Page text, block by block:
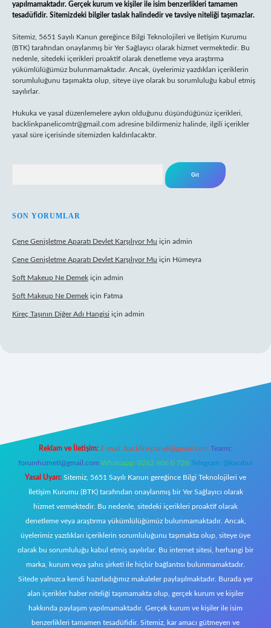
yapılmamaktadır. Gerçek kurum ve kişiler ile isim benzerlikleri tamamen
tesadüfidir. Sitemizdeki bilgiler taslak halindedir ve tavsiye niteliği taşımazlar.
Sitemiz, 5651 Sayılı Kanun gereğince Bilgi Teknolojileri ve İletişim Kurumu
(BTK) tarafından onaylanmış bir Yer Sağlayıcı olarak hizmet vermektedir. Bu
nedenle, sitedeki içerikleri proaktif olarak denetleme veya araştırma
yükümlülüğümüz bulunmamaktadır. Ancak, üyelerimiz yazdıkları içeriklerin
sorumluluğunu taşımakta olup, siteye üye olarak bu sorumluluğu kabul etmiş
sayılırlar.
Hukuka ve yasal düzenlemelere aykırı olduğunu düşündüğünüz içerikleri,
backlinkpanelicomtr@gmail.com adresine bildirmeniz halinde, ilgili içerikler
yasal süre içerisinde sitemizden kaldırılacaktır.
SON YORUMLAR
Çene Genişletme Aparatı Devlet Karşılıyor Mu için admin
Çene Genişletme Aparatı Devlet Karşılıyor Mu için Hümeyra
Soft Makeup Ne Demek için admin
Soft Makeup Ne Demek için Fatma
Kireç Taşının Diğer Adı Hangisi için admin
Reklam ve İletişim: E-mail: backlinkpaneli@gmail.com Teams:
forumhizmeti@gmail.com Whatsapp: 0262 606 0 726 Telegram: @karabul
Yasal Uyarı: Sitemiz, 5651 Sayılı Kanun gereğince Bilgi Teknolojileri ve
İletişim Kurumu (BTK) tarafından onaylanmış bir Yer Sağlayıcı olarak
hizmet vermektedir. Bu nedenle, sitedeki içerikleri proaktif olarak
denetleme veya araştırma yükümlülüğümüz bulunmamaktadır. Ancak,
üyelerimiz yazdıkları içeriklerin sorumluluğunu taşımakta olup, siteye üye
olarak bu sorumluluğu kabul etmiş sayılırlar. Bu internet sitesi, herhangi bir
marka, kurum veya şahıs şirketi ile hiçbir bağlantısı bulunmamaktadır.
Sitede yalnızca kendi hazırladığımız makaleler paylaşılmaktadır. Burada yer
alan içerikler haber niteliği taşımamakta olup, gerçek kurum ve kişiler
hakkında paylaşım yapılmamaktadır. Gerçek kurum ve kişiler ile isim
benzerlikleri tamamen tesadüfidir. Sitemiz, kar amacı gütmeyen ve